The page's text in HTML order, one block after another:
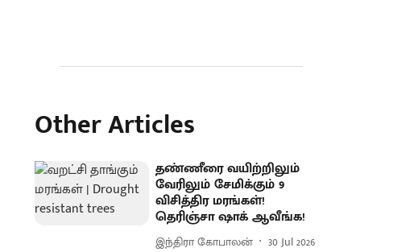
Other Articles
தண்ணீரை வயிற்றிலும்
வேரிலும் சேமிக்கும் 9
விசித்திர மரங்கள்!
தெரிஞ்சா ஷாக் ஆவீங்க!
இந்திரா கோபாலன் 30 Jul 2026